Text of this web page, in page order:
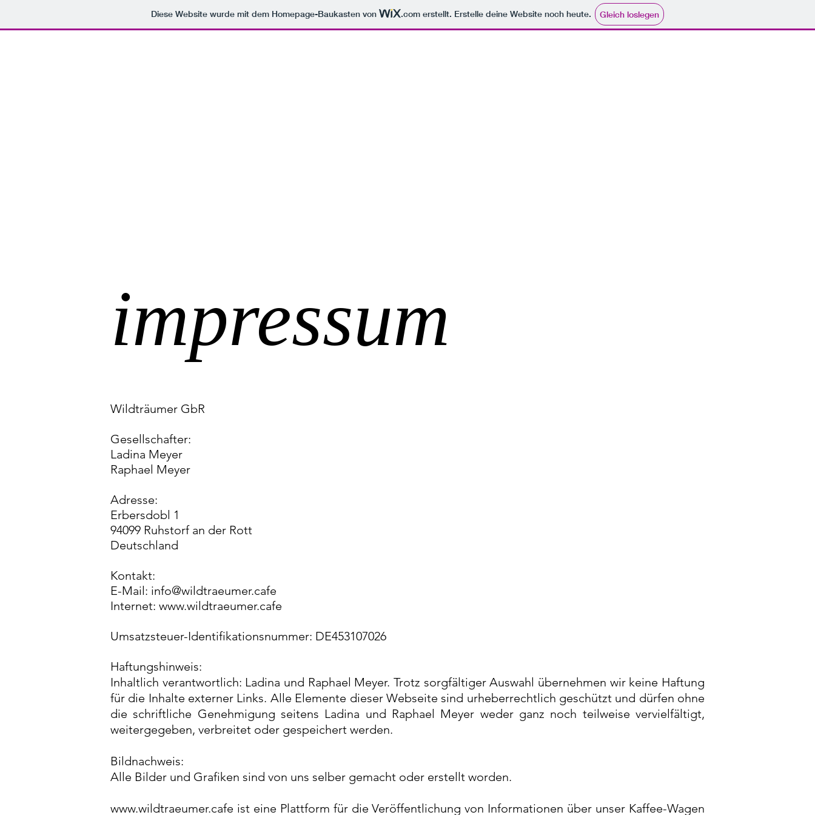
Diese Website wurde mit dem Homepage-Baukasten von .com erstellt. Erstelle deine Website noch heute. Gleich loslegen
impressum
Wildträumer GbR
Gesellschafter:
Ladina Meyer
Raphael Meyer​
Adresse:
Erbersdobl 1
94099 Ruhstorf an der Rott
Deutschland
Kontakt:
E-Mail: info@wildtraeumer.cafe
Internet: www.wildtraeumer.cafe
Umsatzsteuer-Identifikationsnummer:​ DE453107026
Haftungshinweis:
Inhaltlich verantwortlich: Ladina und Raphael Meyer. Trotz sorgfältiger Auswahl übernehmen wir keine Haftung
für die Inhalte externer Links. Alle Elemente dieser Webseite sind urheberrechtlich geschützt und dürfen ohne
die schriftliche Genehmigung seitens Ladina und Raphael Meyer weder ganz noch teilweise vervielfältigt,
weitergegeben, verbreitet oder gespeichert werden.
Bildnachweis:
Alle Bilder und Grafiken sind von uns selber gemacht oder erstellt worden.
www.wildtraeumer.cafe ist eine Plattform für die Veröffentlichung von Informationen über unser Kaffee-Wagen